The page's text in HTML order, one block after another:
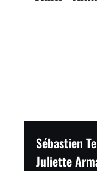
Sébastien
Juliette